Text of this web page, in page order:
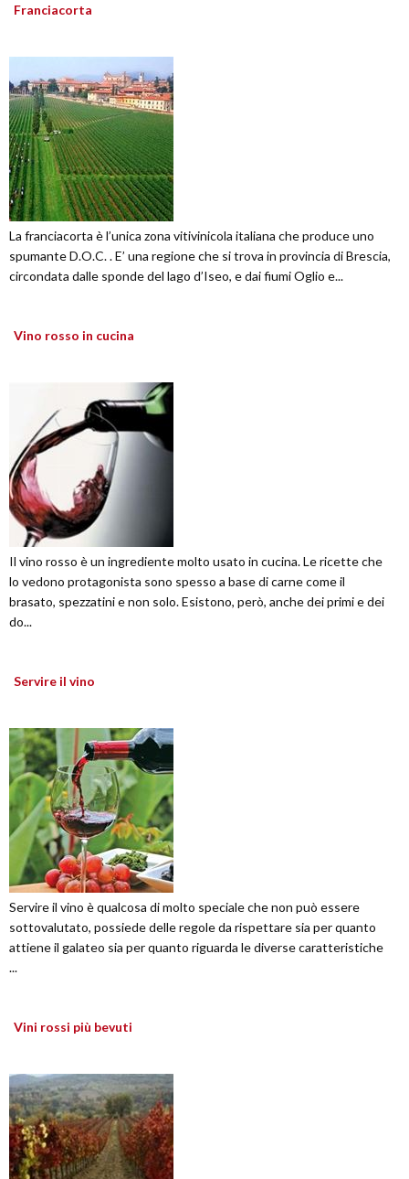
Franciacorta
La franciacorta è l’unica zona vitivinicola italiana che produce uno
spumante D.O.C. . E’ una regione che si trova in provincia di Brescia,
circondata dalle sponde del lago d’Iseo, e dai fiumi Oglio e...
Vino rosso in cucina
Il vino rosso è un ingrediente molto usato in cucina. Le ricette che
lo vedono protagonista sono spesso a base di carne come il
brasato, spezzatini e non solo. Esistono, però, anche dei primi e dei
do...
Servire il vino
Servire il vino è qualcosa di molto speciale che non può essere
sottovalutato, possiede delle regole da rispettare sia per quanto
attiene il galateo sia per quanto riguarda le diverse caratteristiche
...
Vini rossi più bevuti